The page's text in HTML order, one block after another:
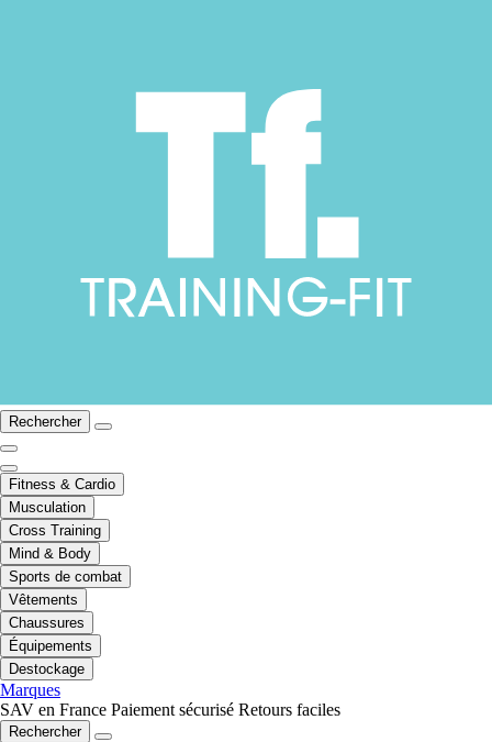
Rechercher
Fitness & Cardio
Musculation
Cross Training
Mind & Body
Sports de combat
Vêtements
Chaussures
Équipements
Destockage
Marques
SAV en France Paiement sécurisé Retours faciles
Rechercher